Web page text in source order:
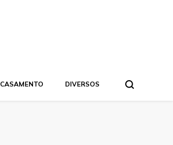
CASAMENTO DIVERSOS